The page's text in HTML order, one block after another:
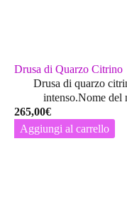
Drusa di Quarzo Citrino
Drusa di quarzo
intenso.Nome del
265,00€
Aggiungi al carrello